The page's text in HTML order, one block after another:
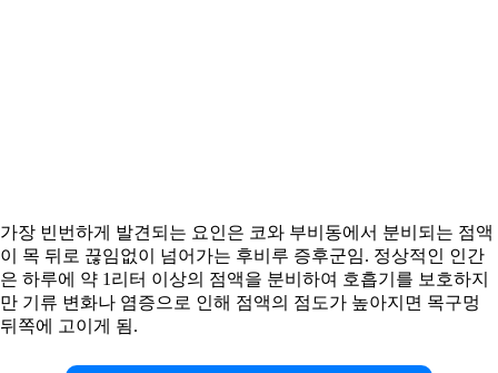
가장 빈번하게 발견되는 요인은 코와 부비동에서 분비되는 점액
이 목 뒤로 끊임없이 넘어가는 후비루 증후군임. 정상적인 인간
은 하루에 약 1리터 이상의 점액을 분비하여 호흡기를 보호하지
만 기류 변화나 염증으로 인해 점액의 점도가 높아지면 목구멍
뒤쪽에 고이게 됨.